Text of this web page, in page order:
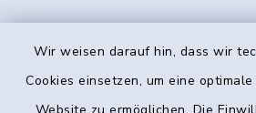
Wir weisen darauf hin, dass wir
Cookies einsetzen, um eineKontakt